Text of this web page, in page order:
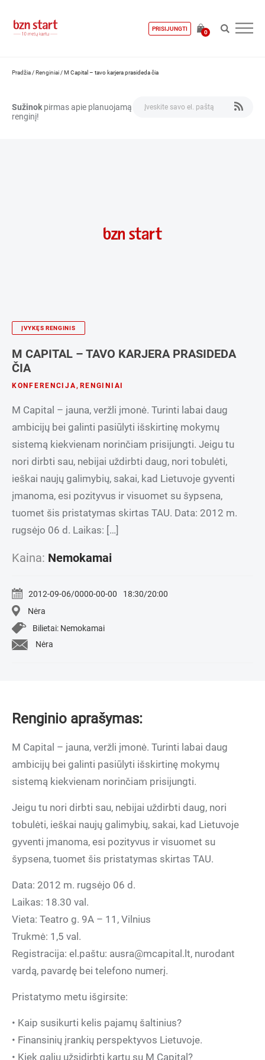
PRISIJUNGTI
0
Pradžia /Renginiai /M Capital – tavo karjera prasideda čia
Sužinok pirmas apie planuojamą
renginį!
ĮVYKĘS RENGINIS
M CAPITAL – TAVO KARJERA PRASIDEDA
ČIA
KONFERENCIJA, RENGINIAI
M Capital – jauna, veržli įmonė. Turinti labai daug
ambicijų bei galinti pasiūlyti išskirtinę mokymų
sistemą kiekvienam norinčiam prisijungti. Jeigu tu
nori dirbti sau, nebijai uždirbti daug, nori tobulėti,
ieškai naujų galimybių, sakai, kad Lietuvoje gyventi
įmanoma, esi pozityvus ir visuomet su šypsena,
tuomet šis pristatymas skirtas TAU. Data: 2012 m.
rugsėjo 06 d. Laikas: […]
Kaina: Nemokamai
2012-09-06/0000-00-00
18:30/20:00
Nėra
Bilietai: Nemokamai
Nėra
Renginio aprašymas:
M Capital – jauna, veržli įmonė. Turinti labai daug
ambicijų bei galinti pasiūlyti išskirtinę mokymų
sistemą kiekvienam norinčiam prisijungti.
Jeigu tu nori dirbti sau, nebijai uždirbti daug, nori
tobulėti, ieškai naujų galimybių, sakai, kad Lietuvoje
gyventi įmanoma, esi pozityvus ir visuomet su
šypsena, tuomet šis pristatymas skirtas TAU.
Data: 2012 m. rugsėjo 06 d.
Laikas: 18.30 val.
Vieta: Teatro g. 9A – 11, Vilnius
Trukmė: 1,5 val.
Registracija: el.paštu: ausra@mcapital.lt, nurodant
vardą, pavardę bei telefono numerį.
Pristatymo metu išgirsite:
• Kaip susikurti kelis pajamų šaltinius?
• Finansinių įrankių perspektyvos Lietuvoje.
• Kiek galiu užsidirbti kartu su M Capital?